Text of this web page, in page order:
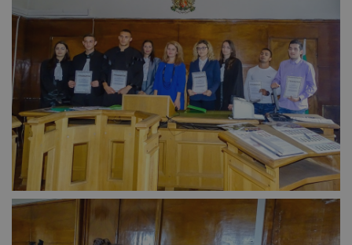
Некласифицирани
Строго необходимо
Ефективност
Функционалност
Некласифицирани
Строго необходимите бисквитки позволяват основната
функционалност на уебсайта, като потребителско
влизане и управление на акаунта. Уебсайтът не може да